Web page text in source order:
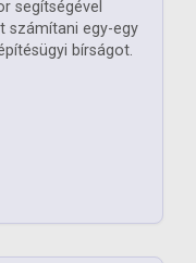
segítségével
számítani egy-egy
bírságot.